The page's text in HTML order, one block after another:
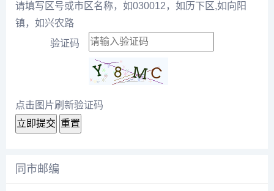
请填写区号或市区名称，如030012，如历下区,如向阳
镇，如兴农路
验证码
点击图片刷新验证码
立即提交 重置
同市邮编